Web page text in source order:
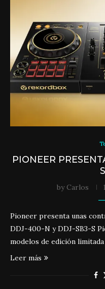
PIONEER
by Carlos
Pioneer presenta unas
DDJ-400-N y DDJ-SB3-S
modelos de edición
Leer más